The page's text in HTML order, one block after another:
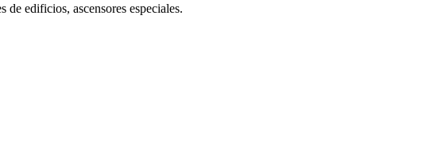
de edificios, ascensores especiales.